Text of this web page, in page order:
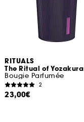
RITUALS
The Ritual of Yozakura
Bougie Parfumée
2
23,00€